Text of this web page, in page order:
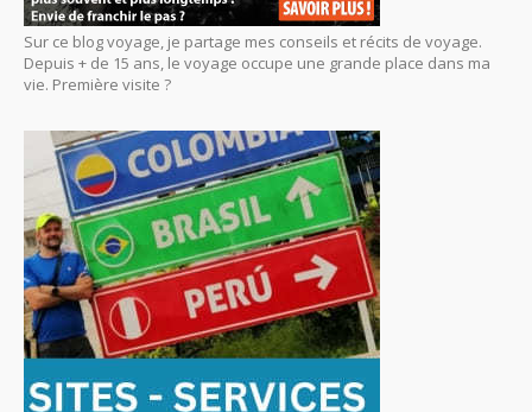
Sur ce blog voyage, je partage mes conseils et récits de voyage.
Depuis + de 15 ans, le voyage occupe une grande place dans ma
vie. Première visite ?